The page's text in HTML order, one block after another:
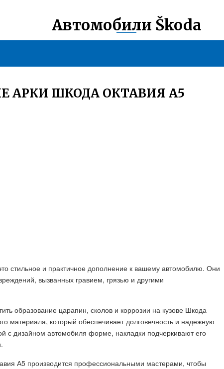
Автомобили Škoda
АРКИ ШКОДА ОКТАВИЯ А5
стильное и практичное дополнение к вашему автомобилю. Они
вызванных гравием, грязью и другими
образование царапин, сколов и коррозии на кузове Шкода
материала, который обеспечивает долговечность и надежную
с дизайном автомобиля форме, накладки подчеркивают его
А5 производится профессиональными мастерами, чтобы